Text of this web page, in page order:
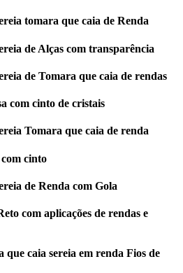
tomara que caia de Renda
de Alças com transparência
de Tomara que caia de rendas
com cinto de cristais
Tomara que caia de renda
cinto
de Renda com Gola
com aplicações de rendas e
que caia sereia em renda Fios de